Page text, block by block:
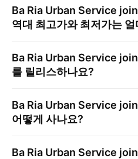
Ba Ria Urban Service
역대 최고가와 최저가는
Ba Ria Urban Service
를 릴리스하나요?
Ba Ria Urban Service
어떻게 사나요?
Ba Ria Urban Service